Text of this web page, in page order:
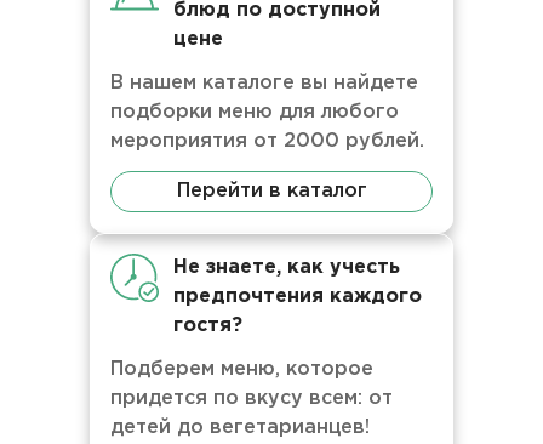
блюд по доступной
цене
В нашем каталоге вы найдете
подборки меню для любого
мероприятия от 2000 рублей.
Перейти в каталог
Не знаете, как учесть
предпочтения каждого
гостя?
Подберем меню, которое
придется по вкусу всем: от
детей до вегетарианцев!